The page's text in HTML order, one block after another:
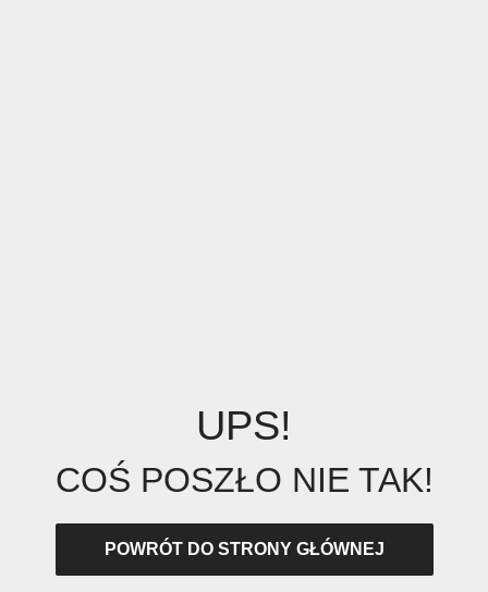
UPS!
COŚ POSZŁO NIE TAK!
POWRÓT DO STRONY GŁÓWNEJ